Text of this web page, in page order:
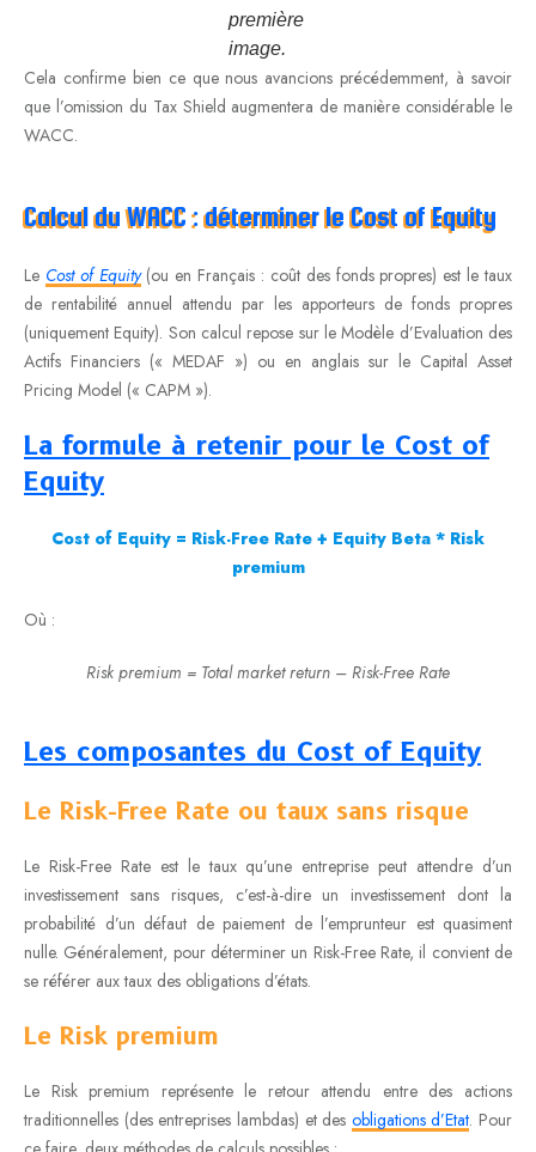
première
image.
Cela confirme bien ce que nous avancions précédemment, à savoir
que l’omission du Tax Shield augmentera de manière considérable le
WACC.
Calcul du WACC : déterminer le Cost of Equity
Le Cost of Equity(ou en Français : coût des fonds propres) est le taux
de rentabilité annuel attendu par les apporteurs de fonds propres
(uniquement Equity). Son calcul repose sur le Modèle d’Evaluation des
Actifs Financiers (« MEDAF ») ou en anglais sur le Capital Asset
Pricing Model (« CAPM »).
La formule à retenir pour le Cost of
Equity
Cost of Equity = Risk-Free Rate + Equity Beta * Risk
premium
Où :
Risk premium = Total market return – Risk-Free Rate
Les composantes du Cost of Equity
Le Risk-Free Rate ou taux sans risque
Le Risk-Free Rate est le taux qu’une entreprise peut attendre d’un
investissement sans risques, c’est-à-dire un investissement dont la
probabilité d’un défaut de paiement de l’emprunteur est quasiment
nulle. Généralement, pour déterminer un Risk-Free Rate, il convient de
se référer aux taux des obligations d’états.
Le Risk premium
Le Risk premium représente le retour attendu entre des actions
traditionnelles (des entreprises lambdas) et des obligations d’Etat. Pour